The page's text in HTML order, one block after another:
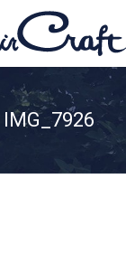
IMG_7926